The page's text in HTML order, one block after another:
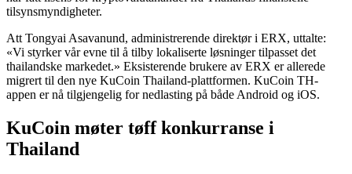
tilsynsmyndigheter.
Att Tongyai Asavanund, administrerende direktør i ERX, uttalte:
«Vi styrker vår evne til å tilby lokaliserte løsninger tilpasset det
thailandske markedet.» Eksisterende brukere av ERX er allerede
migrert til den nye KuCoin Thailand-plattformen. KuCoin TH-
appen er nå tilgjengelig for nedlasting på både Android og iOS.
KuCoin møter tøff konkurranse i
Thailand